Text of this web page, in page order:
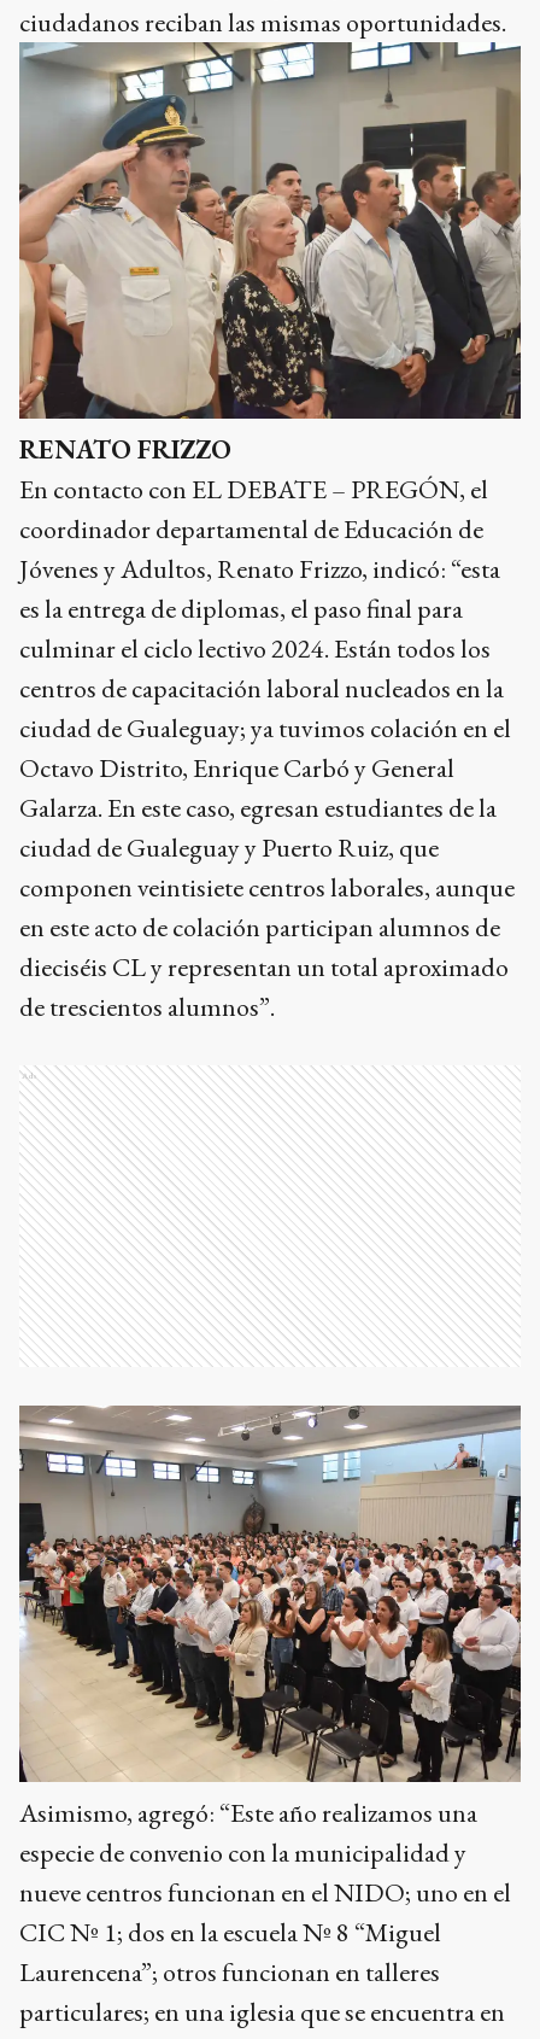
ciudadanos reciban las mismas oportunidades.
RENATO FRIZZO
En contacto con EL DEBATE – PREGÓN, el
coordinador departamental de Educación de
Jóvenes y Adultos, Renato Frizzo, indicó: “esta
es la entrega de diplomas, el paso final para
culminar el ciclo lectivo 2024. Están todos los
centros de capacitación laboral nucleados en la
ciudad de Gualeguay; ya tuvimos colación en el
Octavo Distrito, Enrique Carbó y General
Galarza. En este caso, egresan estudiantes de la
ciudad de Gualeguay y Puerto Ruiz, que
componen veintisiete centros laborales, aunque
en este acto de colación participan alumnos de
dieciséis CL y representan un total aproximado
de trescientos alumnos”.
Ads
Asimismo, agregó: “Este año realizamos una
especie de convenio con la municipalidad y
nueve centros funcionan en el NIDO; uno en el
CIC Nº 1; dos en la escuela Nº 8 “Miguel
Laurencena”; otros funcionan en talleres
particulares; en una iglesia que se encuentra en